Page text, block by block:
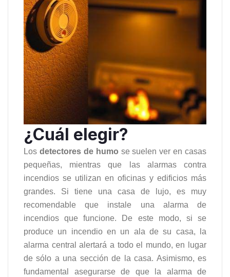
¿Cuál elegir?
Los detectores de humo se suelen ver en casas
pequeñas, mientras que las alarmas contra
incendios se utilizan en oficinas y edificios más
grandes. Si tiene una casa de lujo, es muy
recomendable que instale una alarma de
incendios que funcione. De este modo, si se
produce un incendio en un ala de su casa, la
alarma central alertará a todo el mundo, en lugar
de sólo a una sección de la casa. Asimismo, es
fundamental asegurarse de que la alarma de